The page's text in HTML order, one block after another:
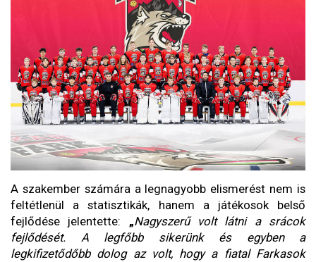
A szakember számára a legnagyobb elismerést nem is
feltétlenül a statisztikák, hanem a játékosok belső
fejlődése jelentette: „Nagyszerű volt látni a srácok
fejlődését. A legfőbb sikerünk és egyben a
legkifizetődőbb dolog az volt, hogy a fiatal Farkasok